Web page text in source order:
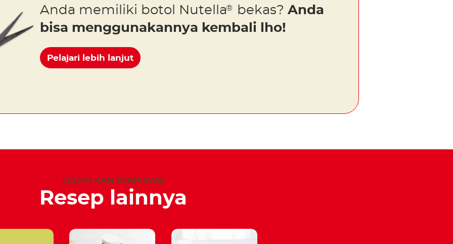
Anda memiliki botol Nutella® bekas? Anda
bisa menggunakannya kembali lho!
Pelajari lebih lanjut
DAPATKAN INSPIRASI
Resep lainnya